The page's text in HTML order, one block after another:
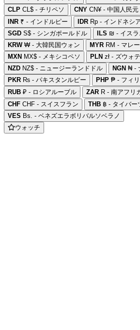
CLP CL$ - チリペソ CNY CN¥ - 中国人民元
INR ₹ - インドルピー IDR Rp - インドネシ
SGD S$ - シンガポールドル ILS ₪ - イスラ
KRW₩ - 大韓民国ウォン MYR RM - マレ
MXN MX$ - メキシコペソ PLN zł - ズウォ
NZD NZ$ - ニュージーランドドル NGN ₦ -
PKR ₨ - パキスタンルピー PHP ₱ - フィ
RUB ₽ - ロシアルーブル ZAR R - 南アフリ
CHF CHF - スイスフラン THB ฿ - タイバー
VES Bs. - ベネズエラボリバルソベラノ
ウォッチ